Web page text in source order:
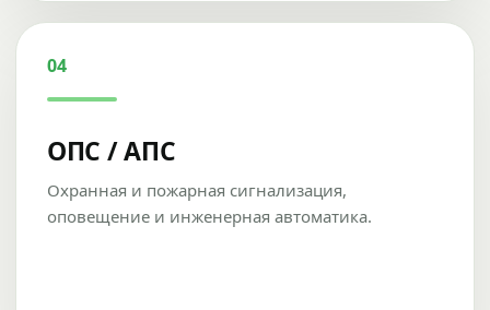
04
ОПС / АПС
Охранная и пожарная сигнализация,
оповещение и инженерная автоматика.